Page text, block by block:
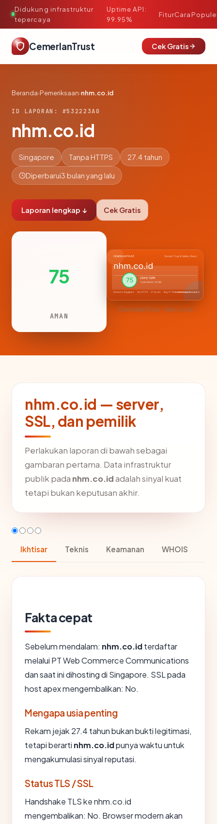
Didukung infrastruktur
tepercaya
·
Uptime API:
99.95%
FiturCara
CemerlanTrust Cek Gratis
Beranda›Pemeriksaan›nhm.co.id
ID LAPORAN: #532223A0
nhm.co.id
Singapore Tanpa HTTPS 27.4 tahun
Diperbarui3 bulan yang lalu
Laporan lengkap ↓ Cek Gratis
75
AMAN
CemerlanTrust · nhm.co.id
nhm.co.id — server,
SSL, dan pemilik
Perlakukan laporan di bawah sebagai
gambaran pertama. Data infrastruktur
publik pada nhm.co.idadalah sinyal kuat
tetapi bukan keputusan akhir.
Ikhtisar Teknis Keamanan WHOIS
Fakta cepat
Sebelum mendalam: nhm.co.idterdaftar
melalui PT Web Commerce Communications
dan saat ini dihosting di Singapore. SSL pada
host apex mengembalikan: No.
Mengapa usia penting
Rekam jejak 27.4 tahun bukan bukti legitimasi,
tetapi berarti nhm.co.idpunya waktu untuk
mengakumulasi sinyal reputasi.
Status TLS / SSL
Handshake TLS ke nhm.co.id
mengembalikan: No. Browser modern akan